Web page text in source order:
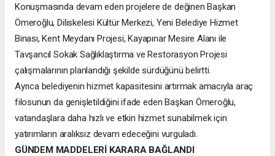
Konuşmasında devam eden projelere de değinen Başkan
Ömeroğlu, Diliskelesi Kültür Merkezi, Yeni Belediye Hizmet
Binası, Kent Meydanı Projesi, Kayapınar Mesire Alanı ile
Tavşancıl Sokak Sağlıklaştırma ve Restorasyon Projesi
çalışmalarının planlandığı şekilde sürdüğünü belirtti.
Ayrıca belediyenin hizmet kapasitesini artırmak amacıyla araç
filosunun da genişletildiğini ifade eden Başkan Ömeroğlu,
vatandaşlara daha hızlı ve etkin hizmet sunabilmek için
yatırımların aralıksız devam edeceğini vurguladı.
GÜNDEM MADDELERİ KARARA BAĞLANDI